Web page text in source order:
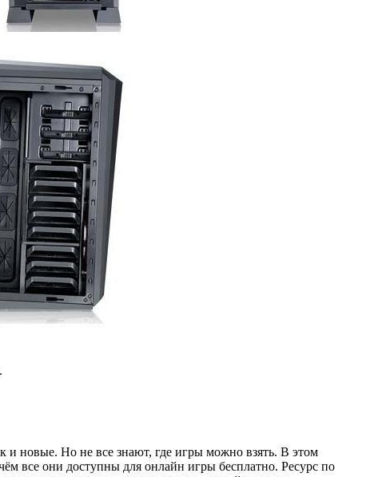
и новые. Но не все знают, где игры можно взять. В этом
все они доступны для онлайн игры бесплатно. Ресурс по